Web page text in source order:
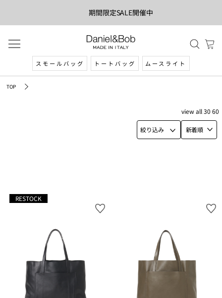
期間限定SALE開催中
スモールバッグ トートバッグ ムースライト
TOP
絞り込み 新着順
viewall30 60
RESTOCK